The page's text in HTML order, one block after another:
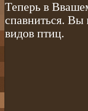
Теперь в
спавниться. Вы
видов птиц.